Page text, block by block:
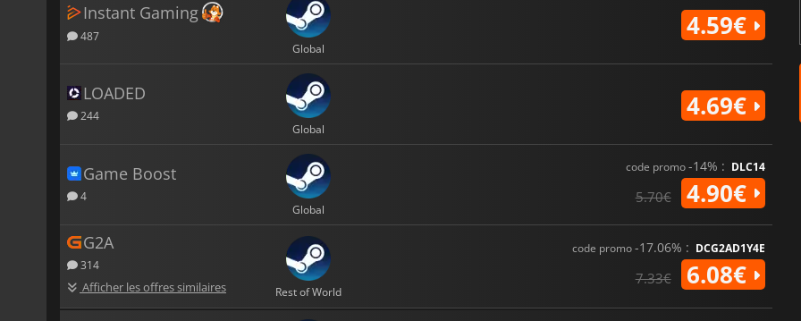
Instant Gaming
487
Global
4.59€
LOADED
244
Global
4.69€
Game Boost
4
Global
code promo-14% : DLC14
5.70€ 4.90€
G2A
314
Afficher les offres similaires Rest of World
code promo-17.06% : DCG2AD1Y4E
7.33€ 6.08€